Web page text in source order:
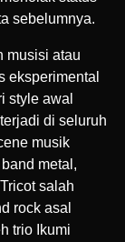
sebelumnya.
musisi atau
eksperimental
style awal
di seluruh
musik
metal,
salah
rock asal
trio Ikumi